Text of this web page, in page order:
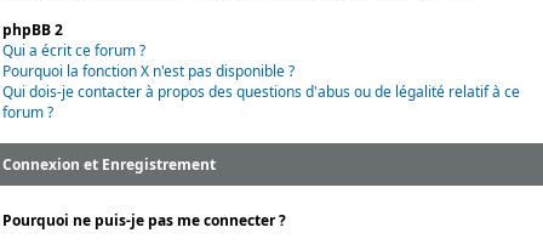
phpBB 2
Qui a écrit ce forum ?
Pourquoi la fonction X n'est pas disponible ?
Qui dois-je contacter à propos des questions d'abus ou de légalité relatif à ce
forum ?
Connexion et Enregistrement
Pourquoi ne puis-je pas me connecter ?